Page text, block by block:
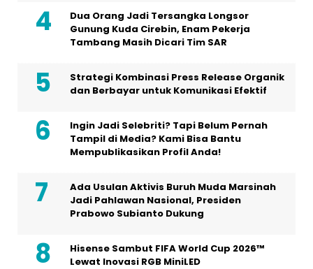
Dua Orang Jadi Tersangka Longsor
Gunung Kuda Cirebin, Enam Pekerja
Tambang Masih Dicari Tim SAR
Strategi Kombinasi Press Release Organik
dan Berbayar untuk Komunikasi Efektif
Ingin Jadi Selebriti? Tapi Belum Pernah
Tampil di Media? Kami Bisa Bantu
Mempublikasikan Profil Anda!
Ada Usulan Aktivis Buruh Muda Marsinah
Jadi Pahlawan Nasional, Presiden
Prabowo Subianto Dukung
Hisense Sambut FIFA World Cup 2026™
Lewat Inovasi RGB MiniLED